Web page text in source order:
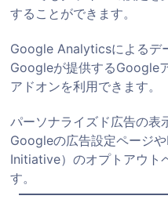
することができます。
Google Analyticsによるデ
Googleが提供するGoogle
アドオンを利用できます。
パーソナライズド広告の表
Googleの広告設定ページや
Initiative）のオプトアウト
す。